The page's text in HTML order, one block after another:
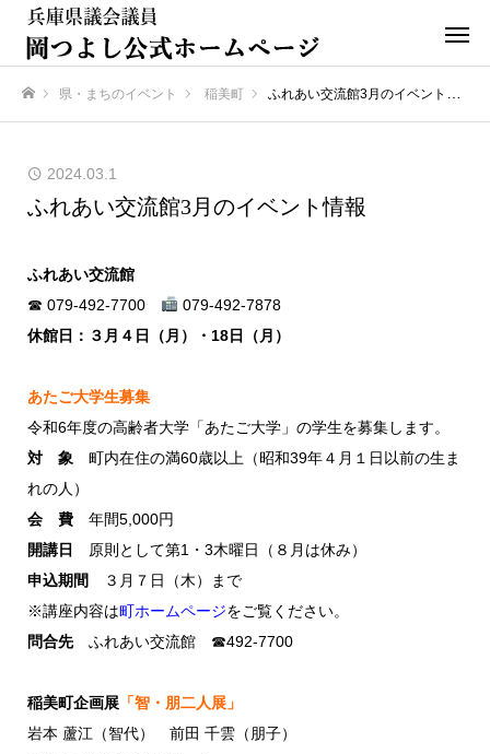
県・まちのイベント 稲美町 ふれあい交流館3月のイベント情報
2024.03.1
ふれあい交流館3月のイベント情報
ふれあい交流館
☎ 079-492-7700
079-492-7878
休館日：３月４日（月）・18日（月）
あたご大学生募集
令和6年度の高齢者大学「あたご大学」の学生を募集します。
対 象 町内在住の満60歳以上（昭和39年４月１日以前の生ま
れの人）
会 費 年間5,000円
開講日
原則として第1・3木曜日（８月は休み）
申込期間
３月７日（木）まで
※講座内容は町ホームページをご覧ください。
問合先ふれあい交流館 ☎492-7700
稲美町企画展 「智・朋二人展」
岩本 蘆江（智代） 前田 千雲（朋子）